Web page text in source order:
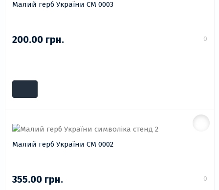
Малий герб України СМ 0003
200.00 грн. 0
Малий герб України СМ 0002
355.00 грн. 0